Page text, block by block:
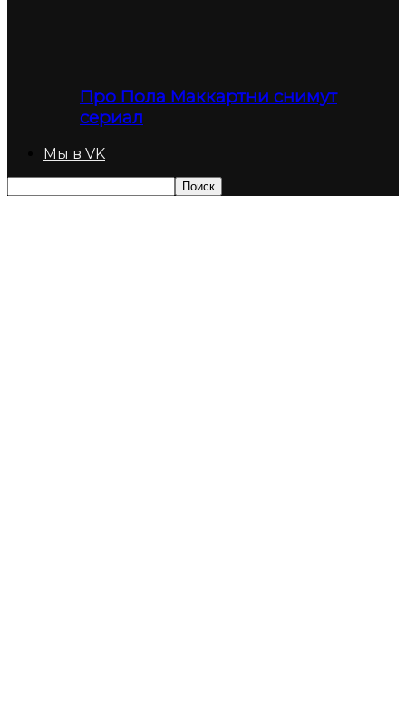
Про Пола Маккартни снимут
сериал
Мы в VK